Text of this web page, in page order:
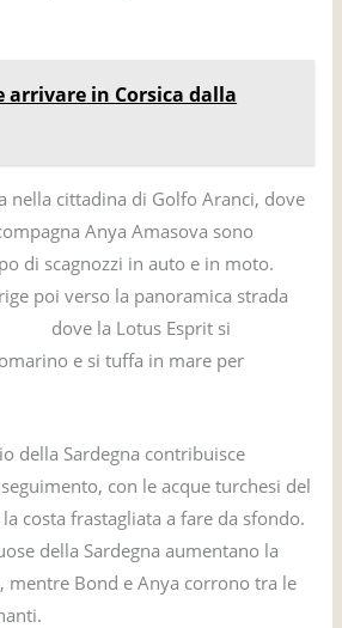
arrivare in Corsica dalla
nella cittadina di Golfo Aranci, dove
Anya Amasova sono
di scagnozzi in auto e in moto.
poi verso la panoramica strada
dove la Lotus Esprit si
e si tuffa in mare per
della Sardegna contribuisce
con le acque turchesi del
costa frastagliata a fare da sfondo.
della Sardegna aumentano la
mentre Bond e Anya corrono tra le